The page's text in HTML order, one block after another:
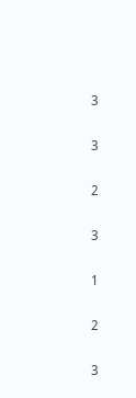
3
3
2
3
1
2
3